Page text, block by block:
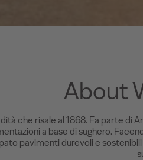
About
che risale al 1868. Fa parte di
a base di sughero.
pavimenti durevoli e